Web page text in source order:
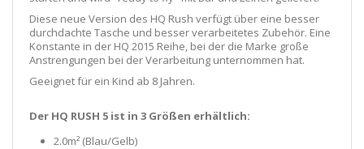
Diese neue Version des HQ Rush verfügt über eine besser
durchdachte Tasche und besser verarbeitetes Zubehör. Eine
Konstante in der HQ 2015 Reihe, bei der die Marke große
Anstrengungen bei der Verarbeitung unternommen hat.
Geeignet für ein Kind ab 8 Jahren.
Der HQ RUSH 5 ist in 3 Größen erhältlich:
2.0m² (Blau/Gelb)